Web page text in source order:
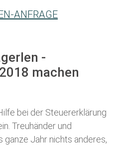
ANFRAGE
-
machen
bei der Steuererklärung
Treuhänder und
Jahr nichts anderes,